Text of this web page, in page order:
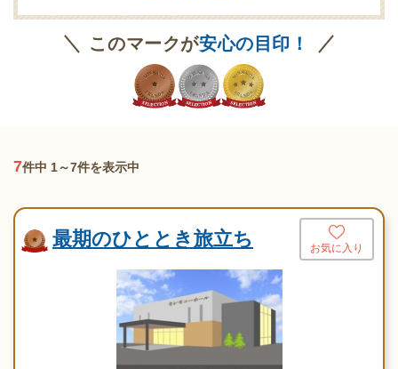
このマークが安心の目印！
7件中 1～7件を表示中
最期のひととき旅立ち お気に入り